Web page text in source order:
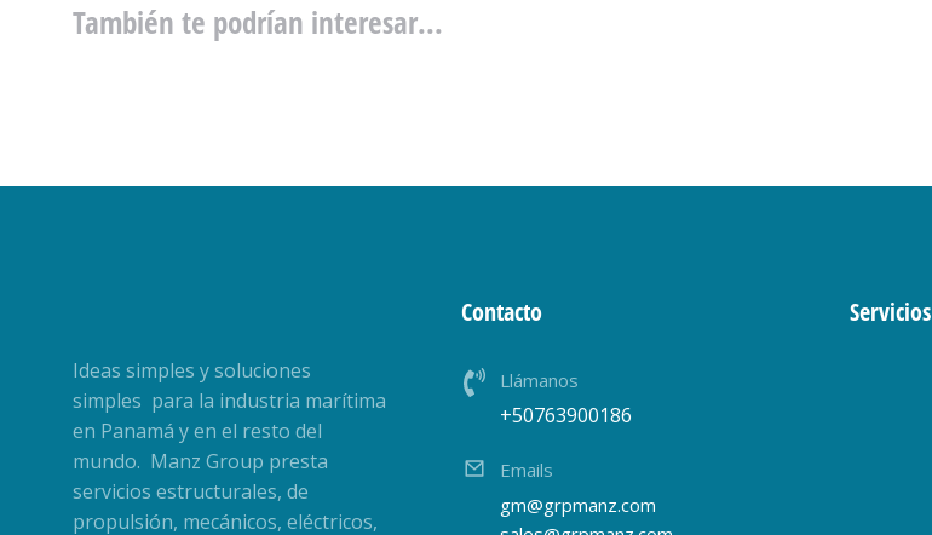
También te podrían interesar...
Ideas simples y soluciones
simples para la industria marítima
en Panamá y en el resto del
mundo. Manz Group presta
servicios estructurales, de
propulsión, mecánicos, eléctricos,
Contacto
Llámanos
+50763900186
Emails
gm@grpmanz.com
Servicios